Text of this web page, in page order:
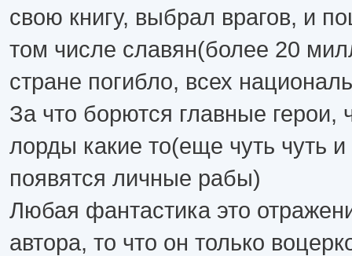
свою книгу, выбрал врагов, и
том числе славян(более 20
стране погибло, всех
За что борются главные герои,
лорды какие то(еще чуть чуть
появятся личные рабы)
Любая фантастика это
автора, то что он только